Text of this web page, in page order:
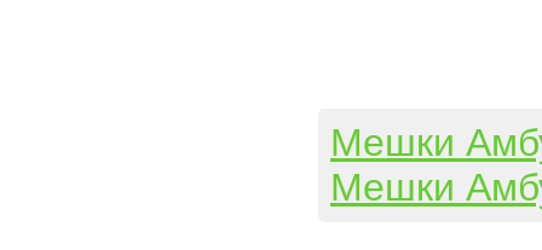
Мешки
Мешки